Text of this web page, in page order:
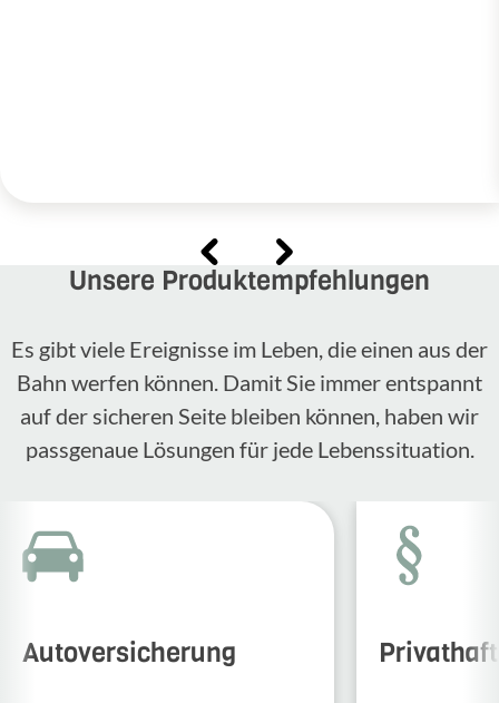
Unsere Produktempfehlungen
Es gibt viele Ereignisse im Leben, die einen aus der
Bahn werfen können. Damit Sie immer entspannt
auf der sicheren Seite bleiben können, haben wir
passgenaue Lösungen für jede Lebenssituation.
Autoversicherung